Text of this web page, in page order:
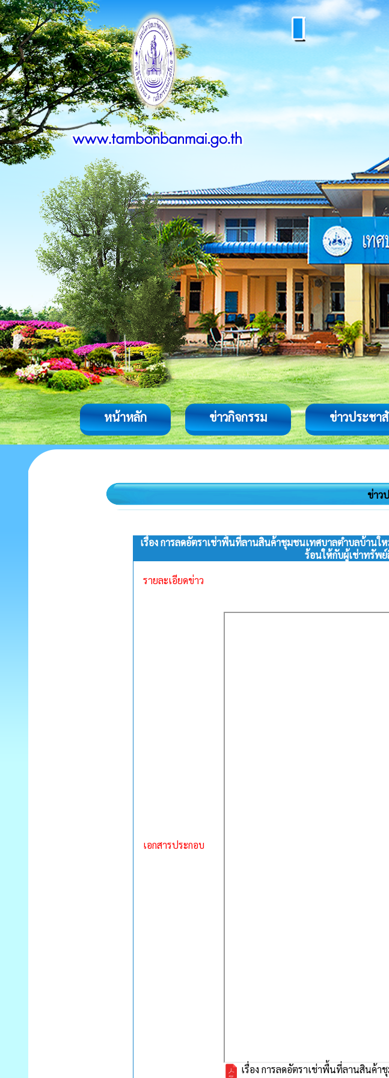
หน้าหลัก ข่าวกิจกรรม ข่าวประชา
ข่าว
เรื่อง การลดอัตราเช่าพื้นที่ลานสินค้าชุมชนเทศบาลตำบลบ้านใ
ร้อนให้กับผู้เช่าทรัพ
รายละเอียดข่าว
เอกสารประกอบ
เรื่อง การลดอัตราเช่าพื้นที่ลานสินค้